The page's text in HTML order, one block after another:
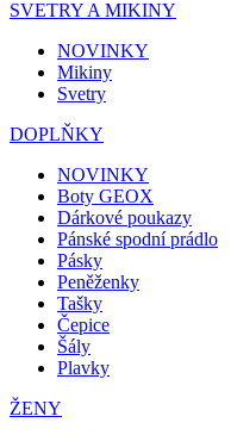
SVETRY A MIKINY
NOVINKY
Mikiny
Svetry
DOPLŇKY
NOVINKY
Boty GEOX
Dárkové poukazy
Pánské spodní prádlo
Pásky
Peněženky
Tašky
Čepice
Šály
Plavky
ŽENY